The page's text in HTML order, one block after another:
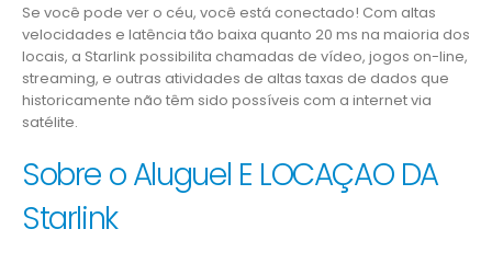
Se você pode ver o céu, você está conectado! Com altas
velocidades e latência tão baixa quanto 20 ms na maioria dos
locais, a Starlink possibilita chamadas de vídeo, jogos on-line,
streaming, e outras atividades de altas taxas de dados que
historicamente não têm sido possíveis com a internet via
satélite.
Sobre o Aluguel E LOCAÇAO DA
Starlink